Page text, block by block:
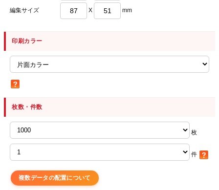
編集サイズ X mm
印刷カラー
枚数・件数
枚
件
複数データの配置について